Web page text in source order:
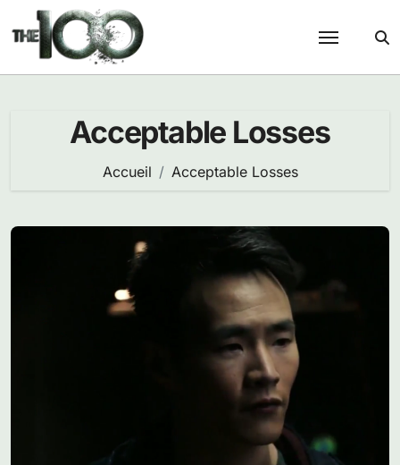
Passer
au
contenu
Acceptable Losses
Accueil Acceptable Losses